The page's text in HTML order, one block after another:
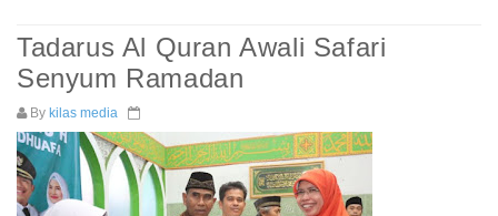
Tadarus Al Quran Awali Safari
Senyum Ramadan
By kilas media